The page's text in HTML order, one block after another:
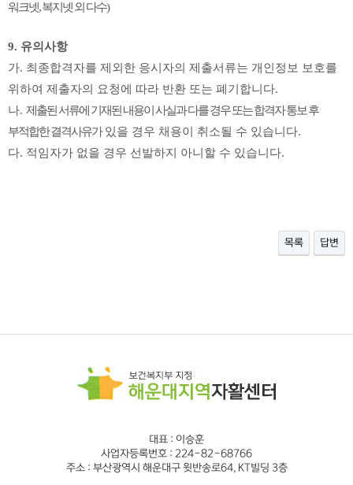
워크넷,복지넷 외 다수)
9. 유의사항
가. 최종합격자를 제외한 응시자의 제출서류는 개인정보 보호를
위하여 제출자의 요청에 따라 반환 또는 폐기합니다.
나. 제출된 서류에 기재된 내용이 사실과 다를 경우 또는 합격자 통보 후
부적합한 결격사유가 있을 경우 채용이 취소될 수 있습니다.
다. 적임자가 없을 경우 선발하지 아니할 수 있습니다.
목록 답변
대표 : 이승훈
사업자등록번호 : 224-82-68766
주소 : 부산광역시 해운대구 윗반송로64, KT빌딩 3층